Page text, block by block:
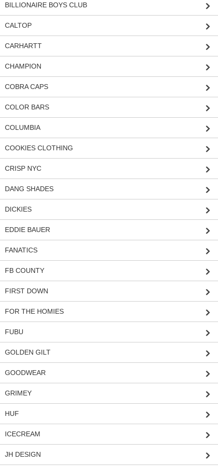
BILLIONAIRE BOYS CLUB
CALTOP
CARHARTT
CHAMPION
COBRA CAPS
COLOR BARS
COLUMBIA
COOKIES CLOTHING
CRISP NYC
DANG SHADES
DICKIES
EDDIE BAUER
FANATICS
FB COUNTY
FIRST DOWN
FOR THE HOMIES
FUBU
GOLDEN GILT
GOODWEAR
GRIMEY
HUF
ICECREAM
JH DESIGN